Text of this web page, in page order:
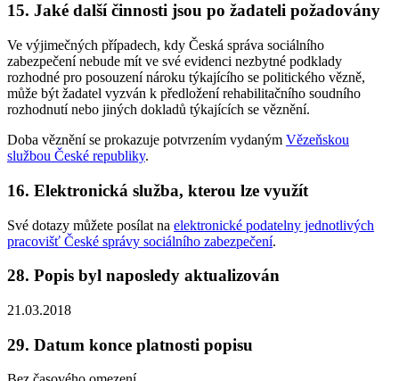
15. Jaké další činnosti jsou po žadateli požadovány
Ve výjimečných případech, kdy Česká správa sociálního
zabezpečení nebude mít ve své evidenci nezbytné podklady
rozhodné pro posouzení nároku týkajícího se politického vězně,
může být žadatel vyzván k předložení rehabilitačního soudního
rozhodnutí nebo jiných dokladů týkajících se věznění.
Doba věznění se prokazuje potvrzením vydaným Vězeňskou
službou České republiky.
16. Elektronická služba, kterou lze využít
Své dotazy můžete posílat na elektronické podatelny jednotlivých
pracovišť České správy sociálního zabezpečení.
28. Popis byl naposledy aktualizován
21.03.2018
29. Datum konce platnosti popisu